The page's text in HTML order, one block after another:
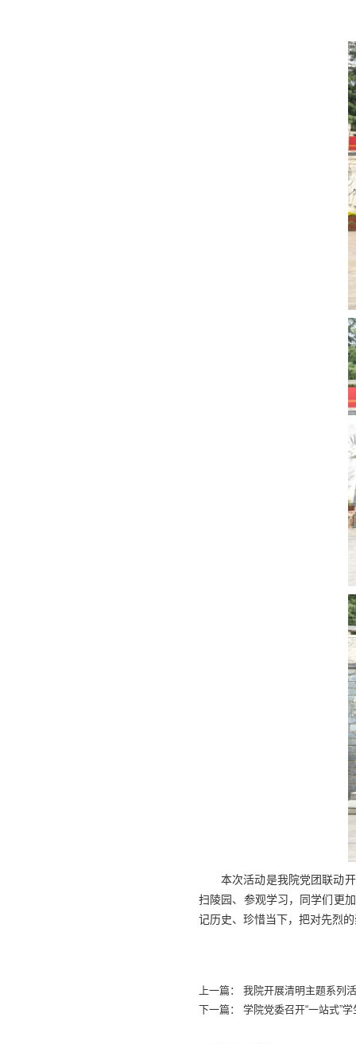
本次活动是我院党团联动
扫陵园、参观学习，同学们更
记历史、珍惜当下，把对先烈
上一篇： 我院开展清明主题系列
下一篇： 学院党委召开“一站式”